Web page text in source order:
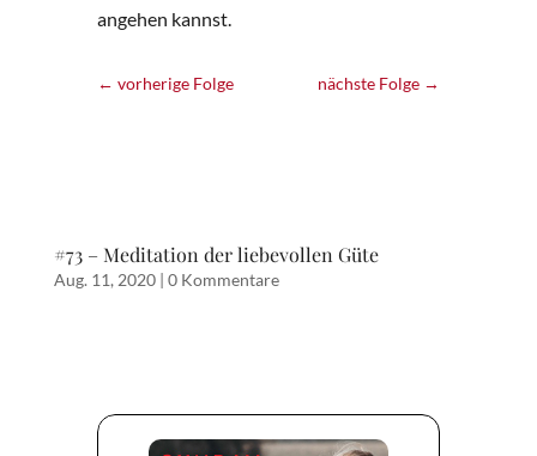
angehen kannst.
← vorherige Folge nächste Folge →
#73 – Meditation der liebevollen Güte
Aug. 11, 2020| 0 Kommentare